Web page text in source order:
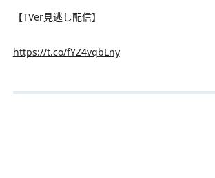
【TVer見逃し配信】
https://t.co/fYZ4vqbLny